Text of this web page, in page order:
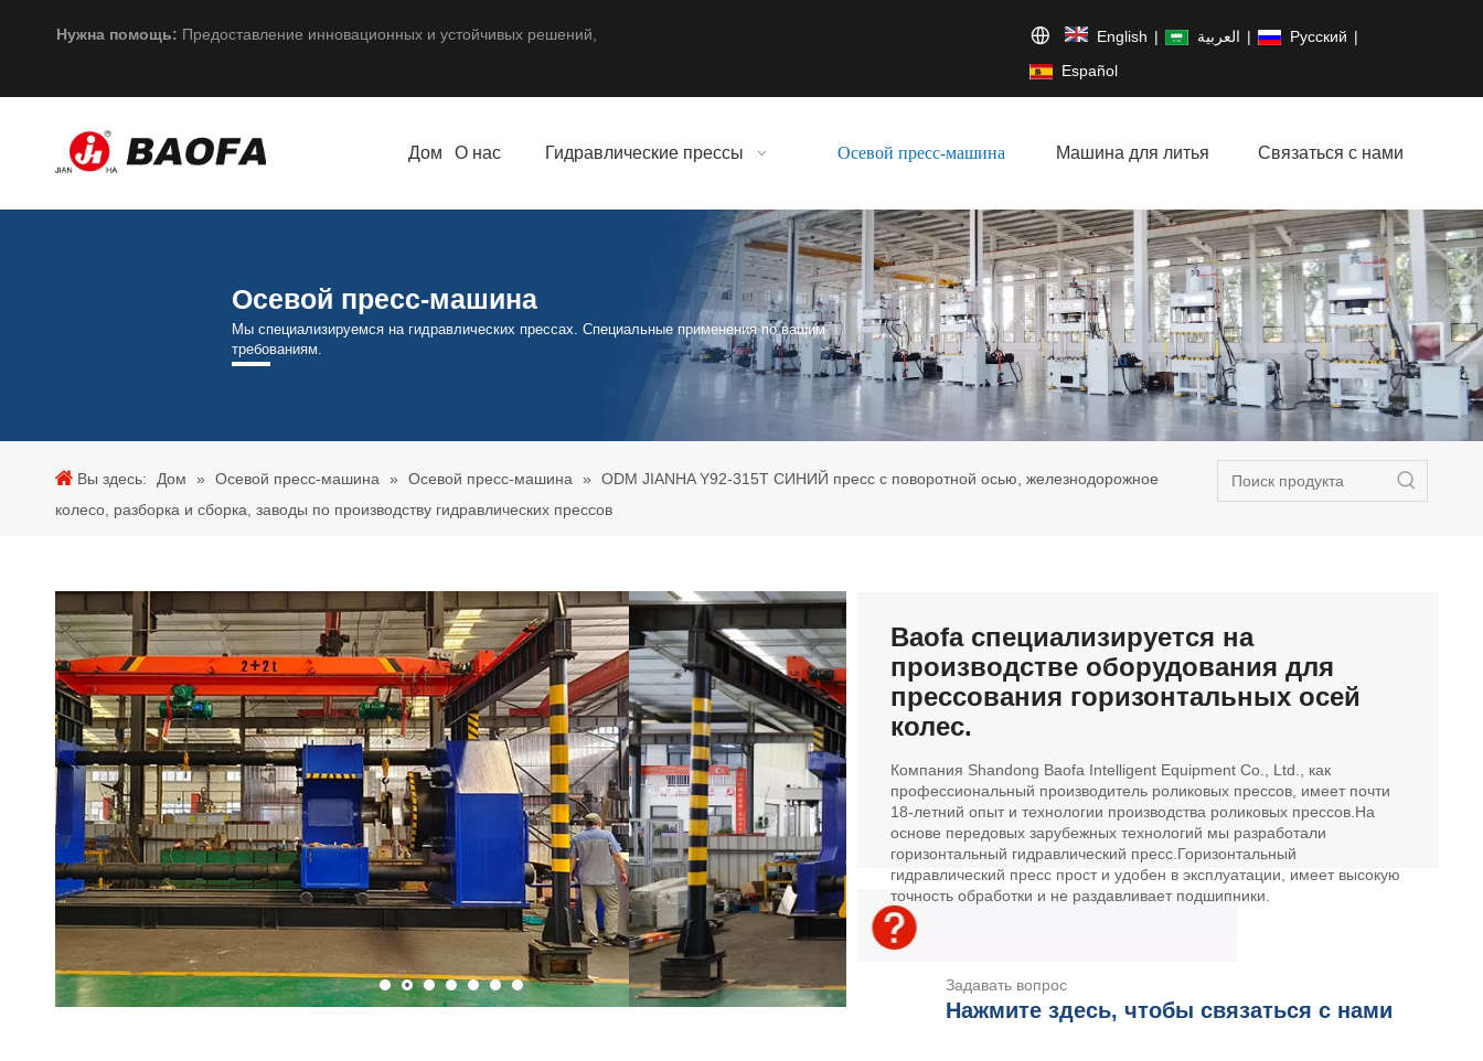
Нужна помощь: Предоставление инновационных и устойчивых решений, English | العربية | Pусский |
Español
Дом О нас Гидравлические прессы Осевой пресс-машина Машина для литья Связаться с нами
Осевой пресс-машина
Мы специализируемся на гидравлических прессах. Специальные применения по вашим
требованиям.
Вы здесь: Дом » Осевой пресс-машина » Осевой пресс-машина »
ODM JIANHA Y92-315T СИНИЙ пресс с поворотной осью, железнодорожное
колесо, разборка и сборка, заводы по производству гидравлических прессов
Baofa специализируется на
производстве оборудования для
прессования горизонтальных осей
колес.
Компания Shandong Baofa Intelligent Equipment Co., Ltd., как
профессиональный производитель роликовых прессов, имеет почти
18-летний опыт и технологии производства роликовых прессов.На
основе передовых зарубежных технологий мы разработали
горизонтальный гидравлический пресс.Горизонтальный
гидравлический пресс прост и удобен в эксплуатации, имеет высокую
точность обработки и не раздавливает подшипники.
Задавать вопрос
Нажмите здесь, чтобы связаться с нами